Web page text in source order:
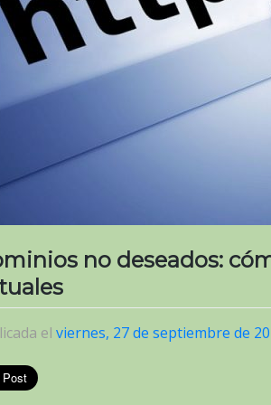
no deseados:
el viernes, 27 de septiembre de